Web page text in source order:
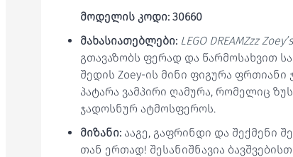
მოდელის კოდი: 30660
მახასიათებლები: LEGO DREAMZzz
გთავაზობს ფერად და წარმოსახვით
შედის Zoey-ის მინი ფიგურა ფრთიანი
პატარა ვამპირი ღამურა, რომელიც
ჯადოსნურ ატმოსფეროს.
მიზანი: ააგე, გაფრინდი და შექმენი
თან ერთად! შესანიშნავია